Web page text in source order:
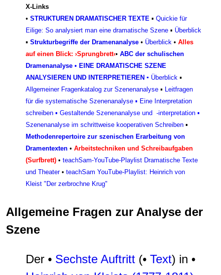
X-Links
• STRUKTUREN DRAMATISCHER TEXTE ▪ Quickie für
Eilige: So analysiert man eine dramatische Szene ▪ Überblick
▪ Strukturbegriffe der Dramenanalyse • Überblick • Alles
auf einen Blick: ›Sprungbrett‹• ABC der schulischen
Dramenanalyse • EINE DRAMATISCHE SZENE
ANALYSIEREN UND INTERPRETIEREN ▪ Überblick ▪
Allgemeiner Fragenkatalog zur Szenenanalyse ▪ Leitfragen
für die systematische Szenenanalyse ▪ Eine Interpretation
schreiben ▪ Gestaltende Szenenanalyse und -interpretation ▪
Szenenanalyse im schrittweise kooperativen Schreiben ▪
Methodenrepertoire zur szenischen Erarbeitung von
Dramentexten • Arbeitstechniken und Schreibaufgaben
(Surfbrett) • teachSam-YouTube-Playlist Dramatische Texte
und Theater• teachSam YouTube-Playlist: Heinrich von
Kleist "Der zerbrochne Krug"
Allgemeine Fragen zur Analyse der
Szene
Der • Sechste Auftritt (• Text) in •